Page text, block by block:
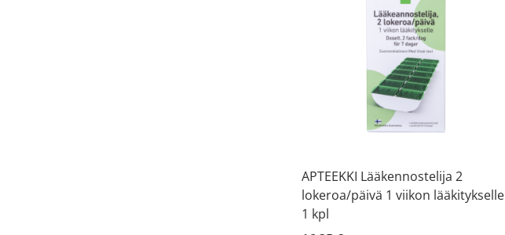
APTEEKKI Lääkennostelija 2
lokeroa/päivä 1 viikon lääkitykselle
1 kpl